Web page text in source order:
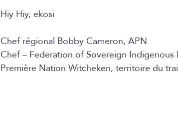
Hiy Hiy, ekosi
Chef régional Bobby Cameron, APN
Chef – Federation of Sovereign Indigenous
Première Nation Witcheken, territoire du